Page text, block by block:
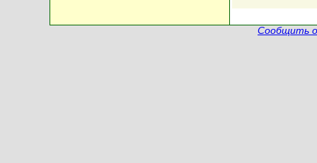
Сообщить о